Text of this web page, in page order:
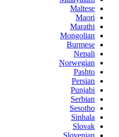
Maltese
Maori
Marathi
Mongolian
Burmese
Nepali
Norwegian
Pashto
Persian
Punjabi
Serbian
Sesotho
Sinhala
Slovak